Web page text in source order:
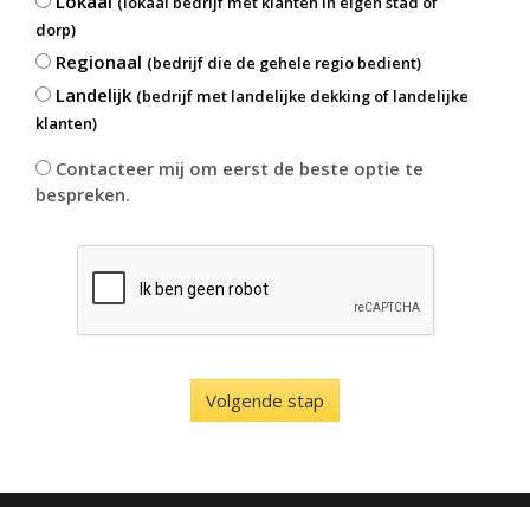
dorp)
Regionaal (bedrijf die de gehele regio bedient)
Landelijk (bedrijf met landelijke dekking of landelijke
klanten)
Contacteer mij om eerst de beste optie te
bespreken.